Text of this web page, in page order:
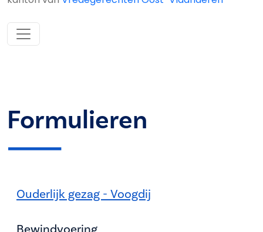
Formulieren
Ouderlijk gezag - Voogdij